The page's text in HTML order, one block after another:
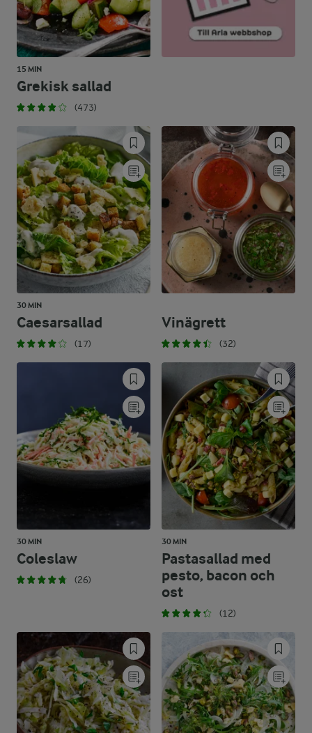
15 MIN
Grekisk sallad
(473)
30 MIN
Caesarsallad
(17)
Vinägrett
(32)
30 MIN
Coleslaw
(26)
30 MIN
Pastasallad med
pesto, bacon och
ost
(12)